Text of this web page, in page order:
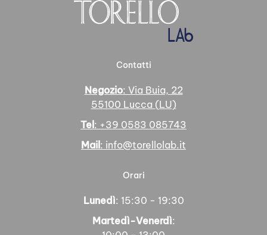
Contatti
Negozio: Via Buia, 22
55100 Lucca (LU)
Tel : +39 0583 085743
Mail : info@torellolab.it
Orari
Lunedì: 15:30 - 19:30
Martedì-Venerdì: